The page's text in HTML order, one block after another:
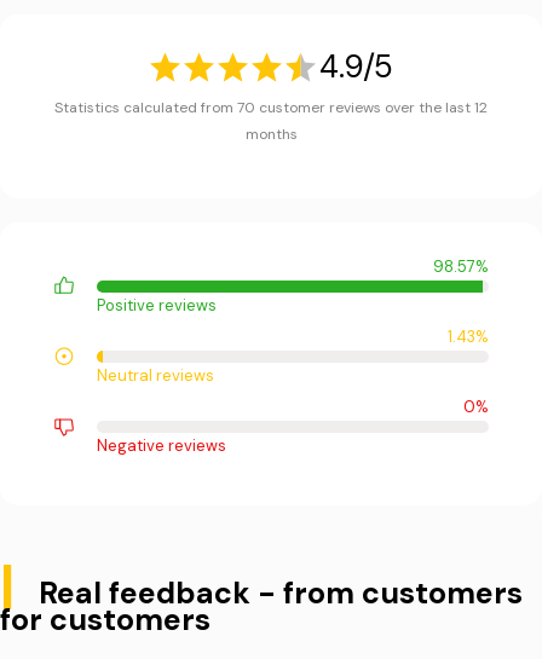
4.9/5
Statistics calculated from 70 customer reviews over the last 12
months
98.57%
Positive reviews
1.43%
Neutral reviews
0%
Negative reviews
| Real feedback - from customers
for customers